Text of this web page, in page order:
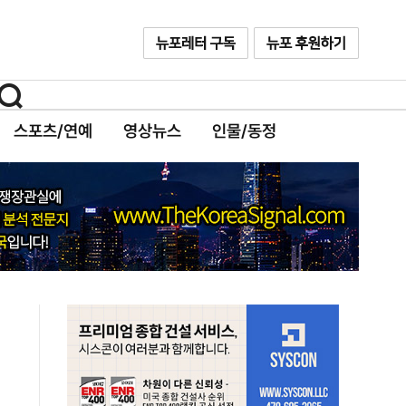
스포츠/연예 영상뉴스 인물/동정